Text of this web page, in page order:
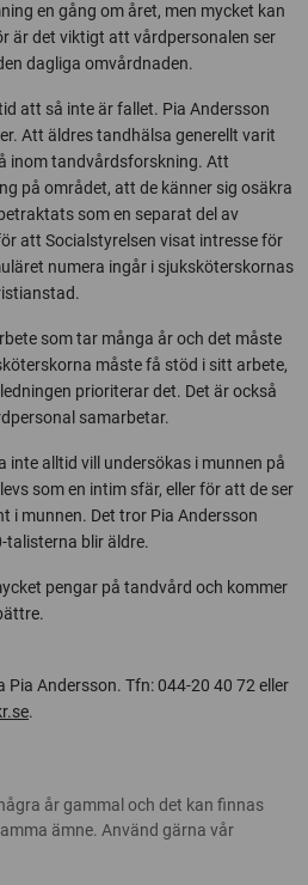
en gång om året, men mycket kan
är det viktigt att vårdpersonalen ser
dagliga omvårdnaden.
att så inte är fallet. Pia Andersson
Att äldres tandhälsa generellt varit
inom tandvårdsforskning. Att
på området, att de känner sig osäkra
som en separat del av
att Socialstyrelsen visat intresse för
numera ingår i sjuksköterskornas
som tar många år och det måste
måste få stöd i sitt arbete,
prioriterar det. Det är också
samarbetar.
inte alltid vill undersökas i munnen på
som en intim sfär, eller för att de ser
i munnen. Det tror Pia Andersson
blir äldre.
pengar på tandvård och kommer
Andersson. Tfn: 044-20 40 72 eller
.
år gammal och det kan finnas
ämne. Använd gärna vår